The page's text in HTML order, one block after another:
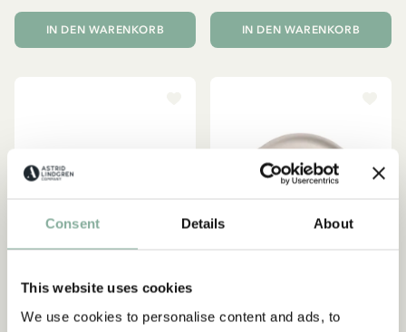
Consent Details About
This website uses cookies
We use cookies to personalise content and ads, to
IN DEN WARENKORB IN DEN WARENKORB